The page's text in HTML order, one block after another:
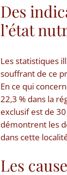
Des
l’état
Les statistiques
souffrant de ce
En ce qui
22,3 % dans la
exclusif est de
démontrent les
dans cette
Les